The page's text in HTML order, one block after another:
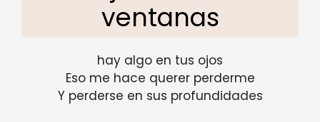
ventanas
hay algo en tus ojos
Eso me hace querer perderme
Y perderse en sus profundidades